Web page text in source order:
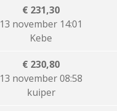
€ 231,30
13 november 14:01
Kebe
€ 230,80
13 november 08:58
kuiper